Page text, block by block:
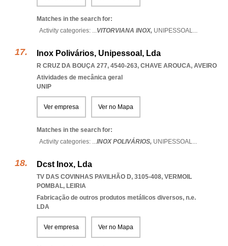
Matches in the search for:
Activity categories: ...VITORVIANA INOX, UNIPESSOAL...
Inox Polivários, Unipessoal, Lda
R CRUZ DA BOUÇA 277, 4540-263, CHAVE AROUCA, AVEIRO
Atividades de mecânica geral
UNIP
Ver empresa Ver no Mapa
Matches in the search for:
Activity categories: ...INOX POLIVÁRIOS, UNIPESSOAL...
Dcst Inox, Lda
TV DAS COVINHAS PAVILHÃO D, 3105-408, VERMOIL
POMBAL, LEIRIA
Fabricação de outros produtos metálicos diversos, n.e.
LDA
Ver empresa Ver no Mapa